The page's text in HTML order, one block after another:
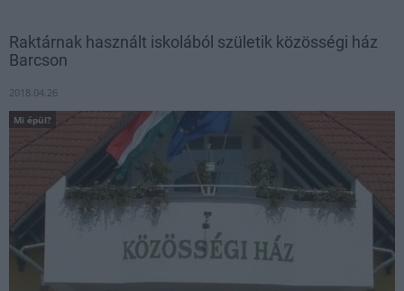
Raktárnak használt iskolából születik közösségi ház
Barcson
2018.04.26
Mi épül?